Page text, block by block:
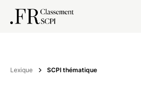
Lexique SCPI thématique